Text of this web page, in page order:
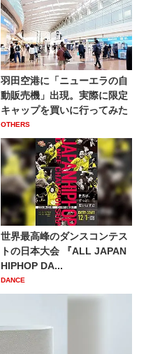
羽田空港に「ニューエラの自
動販売機」出現。実際に限定
キャップを買いに行ってみた
OTHERS
世界最高峰のダンスコンテス
トの日本大会 『ALL JAPAN
HIPHOP DA...
DANCE